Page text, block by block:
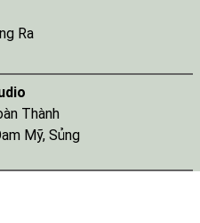
Ra
Thành
Mỹ, Sủng